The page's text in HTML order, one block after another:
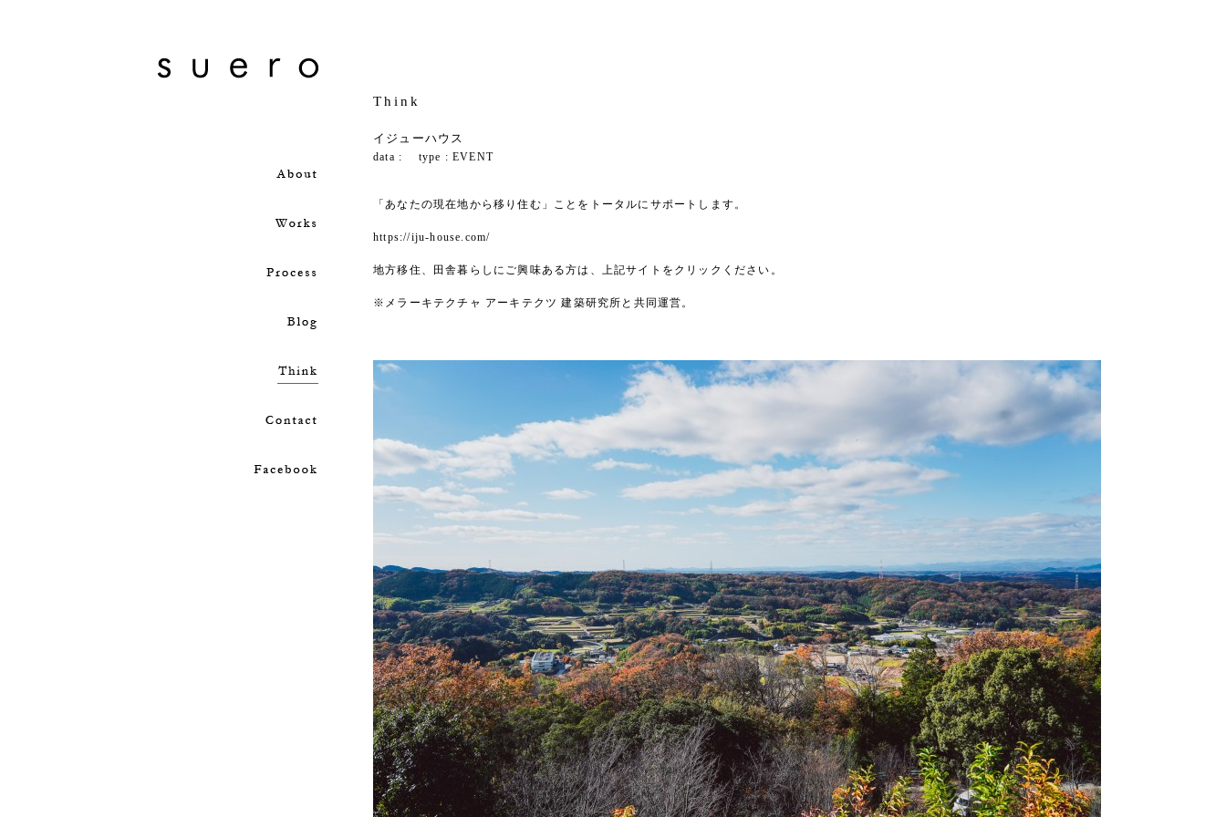
Think
イジューハウス
data : type : EVENT
「あなたの現在地から移り住む」ことをトータルにサポートします。
https://iju-house.com/
地方移住、田舎暮らしにご興味ある方は、上記サイトをクリックください。
※メラーキテクチャ アーキテクツ 建築研究所と共同運営。